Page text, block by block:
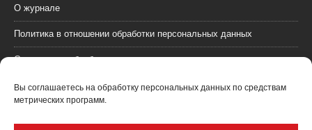
Вы соглашаетесь на обработку персональных данных по средствам
метрических программ.
О журнале
Политика в отношении обработки персональных данных
Согласие на обработку персональных данных
Пользовательское соглашение (оферта)